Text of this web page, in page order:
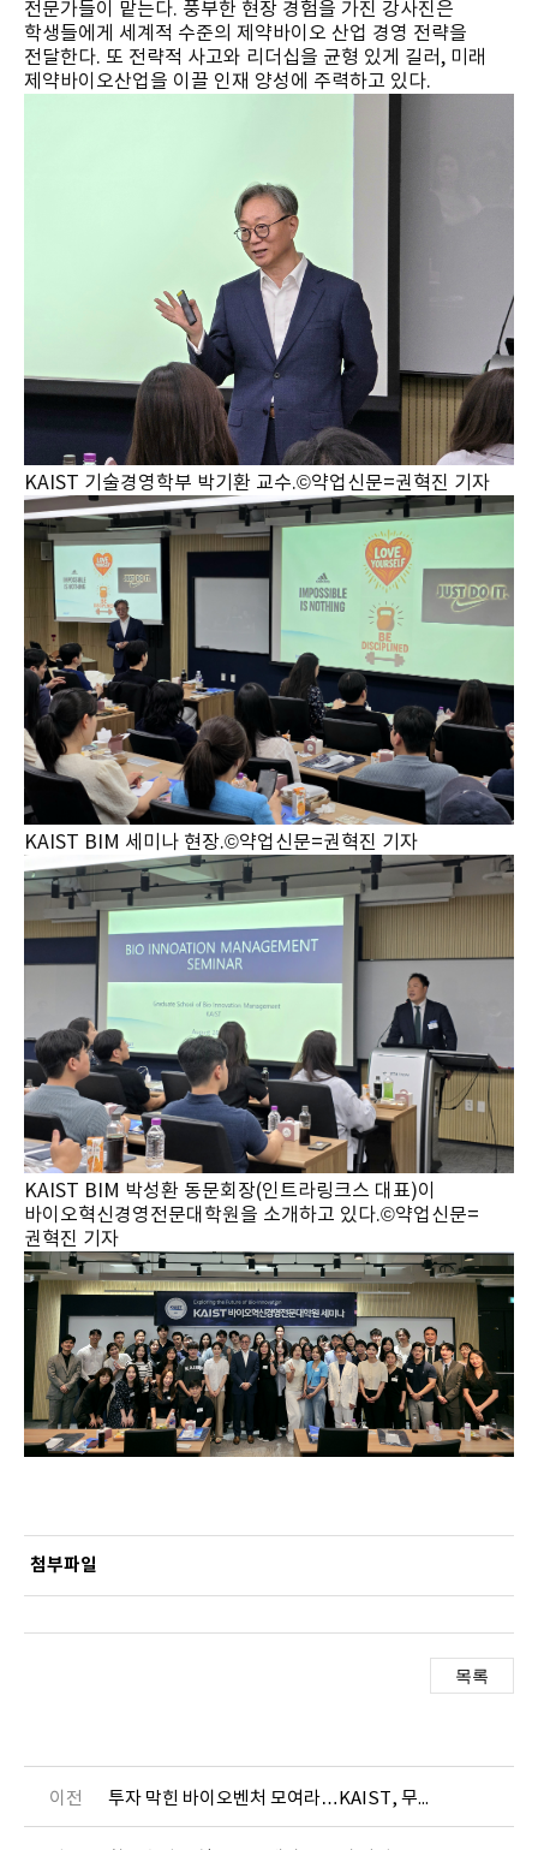
전문가들이 맡는다. 풍부한 현장 경험을 가진 강사진은
학생들에게 세계적 수준의 제약바이오 산업 경영 전략을
전달한다. 또 전략적 사고와 리더십을 균형 있게 길러, 미래
제약바이오산업을 이끌 인재 양성에 주력하고 있다.
KAIST 기술경영학부 박기환 교수.©약업신문=권혁진 기자
KAIST BIM 세미나 현장.©약업신문=권혁진 기자
KAIST BIM 박성환 동문회장(인트라링크스 대표)이
바이오혁신경영전문대학원을 소개하고 있다.©약업신문=
권혁진 기자
첨부파일
이전 투자 막힌 바이오벤처 모여라…KAIST, 무료 액셀러레이션 가동